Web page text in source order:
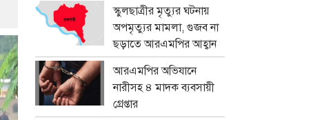
স্কুলছাত্রীর মৃত্যুর ঘটনায়
অপমৃত্যুর মামলা, গুজব না
ছড়াতে আরএমপির আহ্বান
আরএমপির অভিযানে
নারীসহ ৪ মাদক ব্যবসায়ী
গ্রেপ্তার